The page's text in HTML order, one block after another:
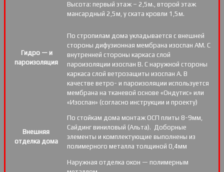
Высота: первый этаж – 2,5м., второй этаж
мансардный 2,5м, у ската кровли 1,5м.
Гидро — и
пароизоляция
По стропилам дома укладывается с внешней
стороны дифузионная мембрана изоспан АМ. С
внутренней стороны каркаса слой
пароизоляции изоспан В. С наружной стороны
каркаса слой ветрозащиты изоспан А. В
качестве ветро- и пароизоляции используется
мембрана на тканевой основе «Ондутис» или
«Изоспан» (согласно инструкции и проекту)
Внешняя
отделка дома
По стойкам дома монтаж ОСП плиты 8-9мм,
Сайдинг виниловый (Альта). Доборные
элементы и комплектующие выполнены из
полимерного металла толщиной 0,4мм
Наружная отделка окон — полимерным